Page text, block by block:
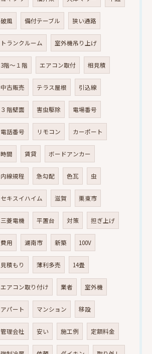
破風 備付テーブル 狭い通路
トランクルーム 室外機吊り上げ
3階～１階 エアコン取付 相見積
中古販売 テラス屋根 引込線
３階壁面 害虫駆除 電場番号
電話番号 リモコン カーポート
時間 賃貸 ボードアンカー
内線規程 急勾配 色瓦 虫
セキスイハイム 滋賀 栗東市
三菱電機 平置台 対策 担ぎ上げ
費用 湖南市 新築 100V
見積もり 薄利多売 14畳
エアコン取り付け 業者 室外機
アパート マンション 移設
管理会社 安い 施工例 定額料金